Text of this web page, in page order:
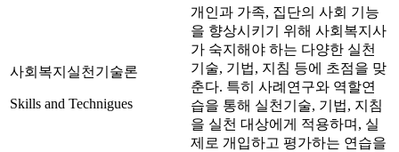
사회복지실천기술론
Skills and Technigues
개인과 가족, 집단의 사회 기능
을 향상시키기 위해 사회복지사
가 숙지해야 하는 다양한 실천
기술, 기법, 지침 등에 초점을 맞
춘다. 특히 사례연구와 역할연
습을 통해 실천기술, 기법, 지침
을 실천 대상에게 적용하며, 실
제로 개입하고 평가하는 연습을